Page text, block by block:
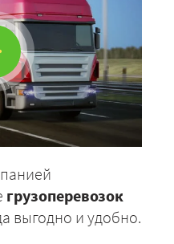
грузоперевозок
выгодно и удобно.